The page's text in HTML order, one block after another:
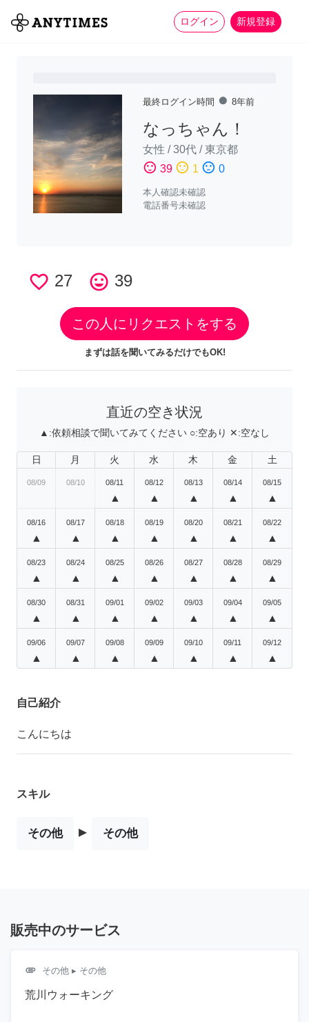
ログイン 新規登録
全て 家事 more_horiz
最終ログイン時間 fiber_manual_record 8年前
なっちゃん！
女性 /30代 /東京都
sentiment_satisfied 39 sentiment_neutral 1 sentiment_dissatisfied 0
本人確認未確認
電話番号未確認
favorite_border 27 tag_faces 39
この人にリクエストをする
まずは話を聞いてみるだけでもOK!
直近の空き状況
▲:依頼相談で聞いてみてください ○:空あり ✕:空なし
日 月 火 水 木 金 土
08/09 08/10 08/11
▲
08/12
▲
08/13
▲
08/14
▲
08/15
▲
08/16
▲
08/17
▲
08/18
▲
08/19
▲
08/20
▲
08/21
▲
08/22
▲
08/23
▲
08/24
▲
08/25
▲
08/26
▲
08/27
▲
08/28
▲
08/29
▲
08/30
▲
08/31
▲
09/01
▲
09/02
▲
09/03
▲
09/04
▲
09/05
▲
09/06
▲
09/07
▲
09/08
▲
09/09
▲
09/10
▲
09/11
▲
09/12
▲
自己紹介
こんにちは
スキル
その他 ▸ その他
販売中のサービス
attachment その他 ▸ その他
荒川ウォーキング